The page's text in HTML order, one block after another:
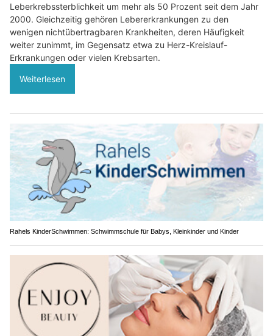
Leberkrebssterblichkeit um mehr als 50 Prozent seit dem Jahr
2000. Gleichzeitig gehören Lebererkrankungen zu den
wenigen nichtübertragbaren Krankheiten, deren Häufigkeit
weiter zunimmt, im Gegensatz etwa zu Herz-Kreislauf-
Erkrankungen oder vielen Krebsarten.
Weiterlesen
Rahels KinderSchwimmen: Schwimmschule für Babys, Kleinkinder und Kinder